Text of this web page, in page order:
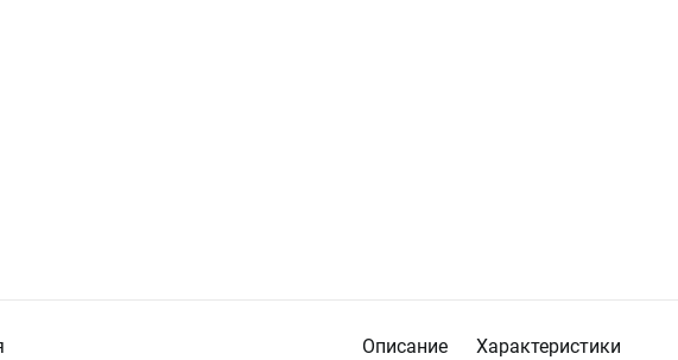
Описание Характеристики